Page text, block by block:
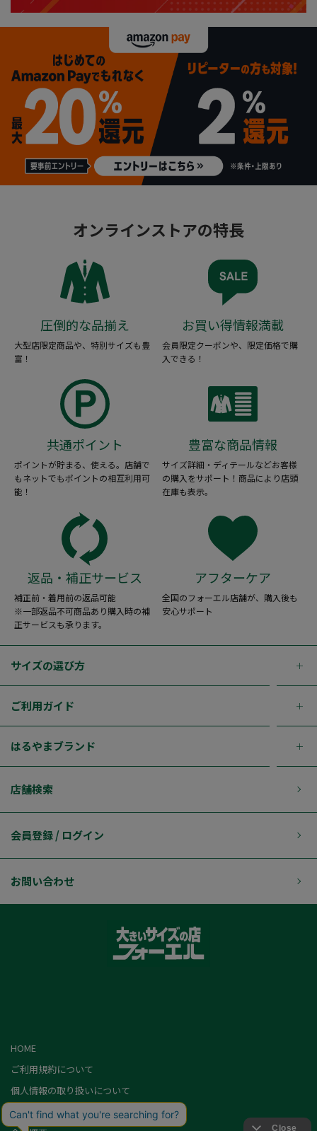
オンラインストアの特長
圧倒的な品揃え
大型店限定商品や、特別サイズも豊
富！
お買い得情報満載
会員限定クーポンや、限定価格で購
入できる！
共通ポイント
ポイントが貯まる、使える。店舗で
もネットでもポイントの相互利用可
能！
豊富な商品情報
サイズ詳細・ディテールなどお客様
の購入をサポート！商品により店頭
在庫も表示。
返品・補正サービス
補正前・着用前の返品可能
※一部返品不可商品あり購入時の補
正サービスも承ります。
アフターケア
全国のフォーエル店舗が、購入後も
安心サポート
サイズの選び方
ご利用ガイド
はるやまブランド
店舗検索
会員登録 / ログイン
お問い合わせ
HOME
ご利用規約について
個人情報の取り扱いについて
特定商取引に基づく表記